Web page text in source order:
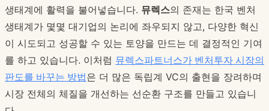
생태계에 활력을 불어넣습니다. 뮤렉스의 존재는 한국 벤처
생태계가 몇몇 대기업의 논리에 좌우되지 않고, 다양한 혁신
이 시도되고 성공할 수 있는 토양을 만드는 데 결정적인 기여
를 하고 있습니다. 이처럼 뮤렉스파트너스가 벤처투자 시장의
판도를 바꾸는 방법은 더 많은 독립계 VC의 출현을 장려하며
시장 전체의 체질을 개선하는 선순환 구조를 만들고 있습니